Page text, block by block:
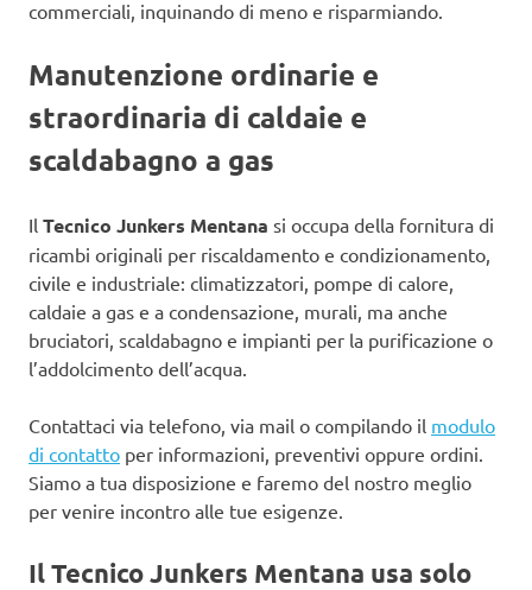
commerciali, inquinando di meno e risparmiando.
Manutenzione ordinarie e
straordinaria di caldaie e
scaldabagno a gas
Il Tecnico Junkers Mentana si occupa della fornitura di
ricambi originali per riscaldamento e condizionamento,
civile e industriale: climatizzatori, pompe di calore,
caldaie a gas e a condensazione, murali, ma anche
bruciatori, scaldabagno e impianti per la purificazione o
l’addolcimento dell’acqua.
Contattaci via telefono, via mail o compilando il modulo
di contatto per informazioni, preventivi oppure ordini.
Siamo a tua disposizione e faremo del nostro meglio
per venire incontro alle tue esigenze.
Il Tecnico Junkers Mentana usa solo